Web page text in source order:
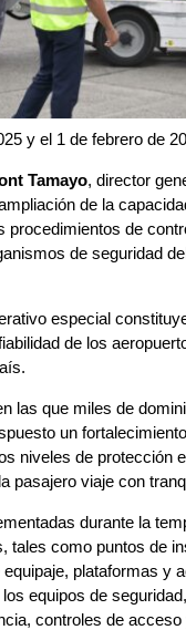
y el 1 de febrero de
Tamayo, director
de la
procedimientos de
de seguridad
especial
de los
las que miles de
un
niveles de protección
pasajero viaje con
durante la
tales como puntos de
plataformas y
equipos de
controles de